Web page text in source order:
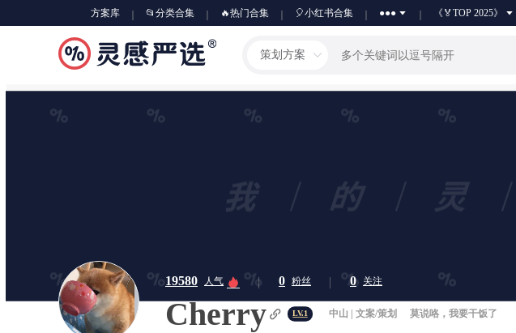
方案库 📂分类合集 🔥热门合集 🎈小红书合集 ●●● 《🏅TOP 2025》
策划方案
19580 人气 0 粉丝 0 关注
Cherry LV.1 中山 | 文案/策划 莫说咯，我要干饭了